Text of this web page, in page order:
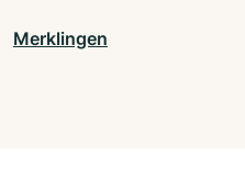
Merklingen